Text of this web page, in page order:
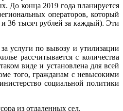
До конца 2019 года планируется
операторов, который
36 тысяч рублей за каждый). Эти
услуги по вывозу и утилизации
рассчитывается с количества
виде и установлена для всей
того, гражданам с невысокими
социальной политики
из отдаленных сел.